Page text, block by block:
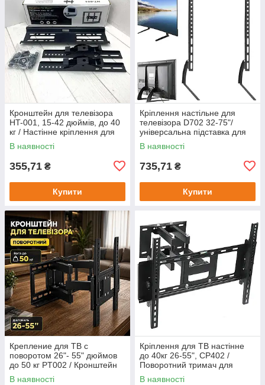
Кронштейн для телевізора
HT-001, 15-42 дюймів, до 40
кг / Настінне кріплення для
ТВ з нахилом
В наявності
355,71 ₴
Купити
Кріплення настільне для
телевізора D702 32-75"/
універсальна підставка для
телевізора, монітора
В наявності
735,71 ₴
Купити
Крепление для ТВ с
поворотом 26"- 55" дюймов
до 50 кг PT002 / Кронштейн
для телевизора
В наявності
Кріплення для ТВ настінне
до 40кг 26-55", CP402 /
Поворотний тримач для
телевізора / Кронштейн
В наявності